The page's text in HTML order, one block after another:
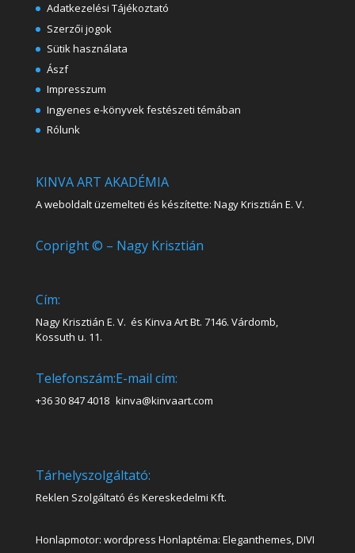
Adatkezelési Tájékoztató
Szerzői jogok
Sütik használata
Ászf
Impresszum
Ingyenes e-könyvek festészeti témában
Rólunk
KINVA ART AKADÉMIA
A weboldalt üzemelteti és készítette: Nagy Krisztián E. V.
Copright © – Nagy Krisztián
Cím:
Nagy Krisztián E. V. és Kinva Art Bt. 7146. Várdomb,
Kossuth u. 11.
Telefonszám:
+36 30 847 4018
E-mail cím:
kinva@kinvaart.com
Tárhelyszolgáltató:
Reklen Szolgáltató és Kereskedelmi Kft.
Honlapmotor: wordpress Honlaptéma: Eleganthemes, DIVI